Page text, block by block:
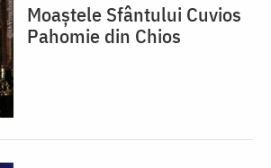
Moaștele Sfântului Cuvios
Pahomie din Chios